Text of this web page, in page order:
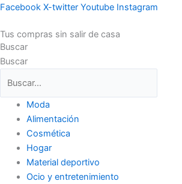
Ir
contenido
Facebook X-twitter Youtube Instagram
Tus compras sin salir de casa
Buscar
Buscar
Moda
Alimentación
Cosmética
Hogar
Material deportivo
Ocio y entretenimiento